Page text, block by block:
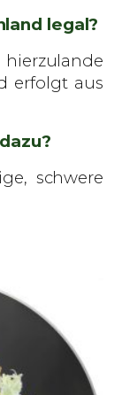
legal?
erfolgt aus
schwere